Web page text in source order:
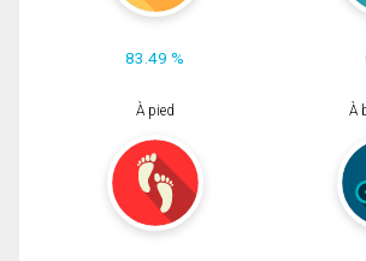
83.49 %
À pied À